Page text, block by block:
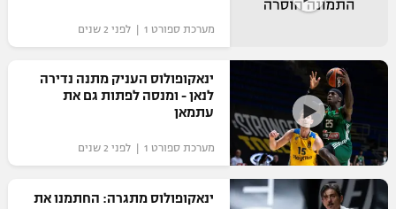
מערכת ספורט 1 | לפני 2 שנים
ינאקופולוס העניק מתנה נדירה
לנאן - ומנסה לפתות גם את
עתמאן
מערכת ספורט 1 | לפני 2 שנים
ינאקופולוס מתגרה: החתמנו את